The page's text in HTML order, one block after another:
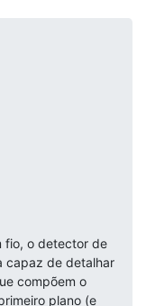
fio, o detector de
capaz de detalhar
compõem o
plano (e